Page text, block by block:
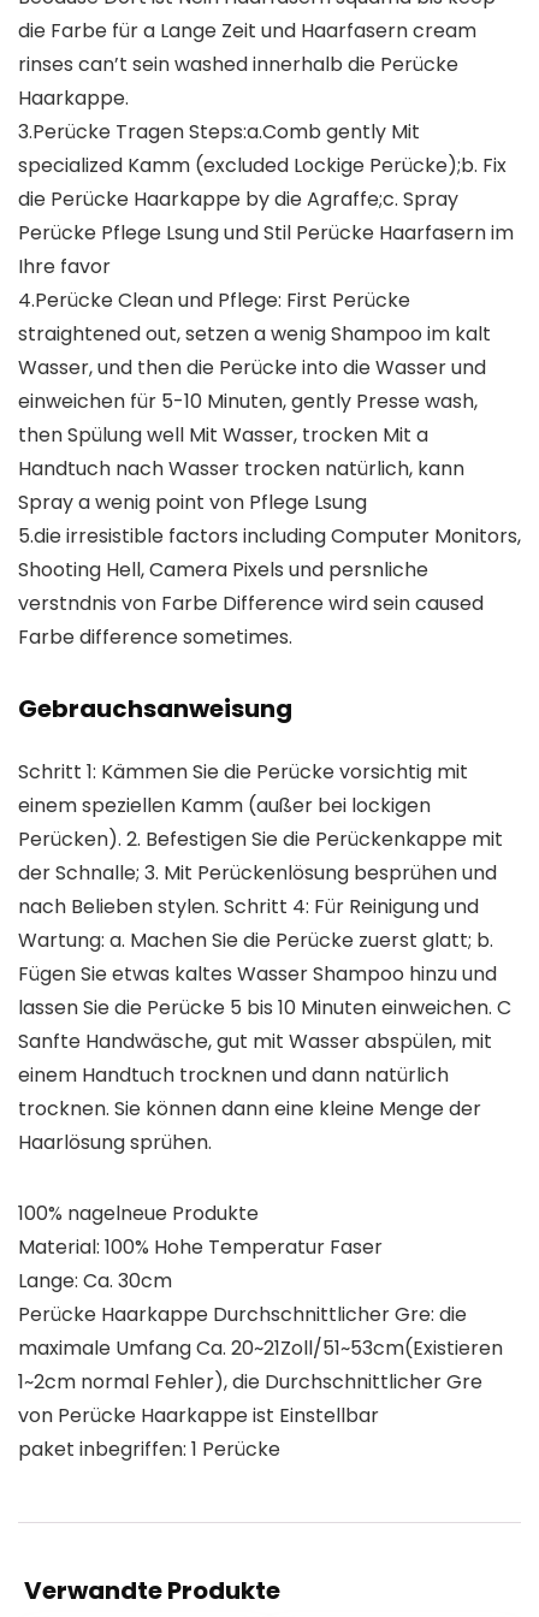
die Farbe für a Lange Zeit und Haarfasern cream
rinses can’t sein washed innerhalb die Perücke
Haarkappe.
3.Perücke Tragen Steps:a.Comb gently Mit
specialized Kamm (excluded Lockige Perücke);b. Fix
die Perücke Haarkappe by die Agraffe;c. Spray
Perücke Pflege Lsung und Stil Perücke Haarfasern im
Ihre favor
4.Perücke Clean und Pflege: First Perücke
straightened out, setzen a wenig Shampoo im kalt
Wasser, und then die Perücke into die Wasser und
einweichen für 5-10 Minuten, gently Presse wash,
then Spülung well Mit Wasser, trocken Mit a
Handtuch nach Wasser trocken natürlich, kann
Spray a wenig point von Pflege Lsung
5.die irresistible factors including Computer Monitors,
Shooting Hell, Camera Pixels und persnliche
verstndnis von Farbe Difference wird sein caused
Farbe difference sometimes.
Gebrauchsanweisung
Schritt 1: Kämmen Sie die Perücke vorsichtig mit
einem speziellen Kamm (außer bei lockigen
Perücken). 2. Befestigen Sie die Perückenkappe mit
der Schnalle; 3. Mit Perückenlösung besprühen und
nach Belieben stylen. Schritt 4: Für Reinigung und
Wartung: a. Machen Sie die Perücke zuerst glatt; b.
Fügen Sie etwas kaltes Wasser Shampoo hinzu und
lassen Sie die Perücke 5 bis 10 Minuten einweichen. C
Sanfte Handwäsche, gut mit Wasser abspülen, mit
einem Handtuch trocknen und dann natürlich
trocknen. Sie können dann eine kleine Menge der
Haarlösung sprühen.
100% nagelneue Produkte
Material: 100% Hohe Temperatur Faser
Lange: Ca. 30cm
Perücke Haarkappe Durchschnittlicher Gre: die
maximale Umfang Ca. 20~21Zoll/51~53cm(Existieren
1~2cm normal Fehler), die Durchschnittlicher Gre
von Perücke Haarkappe ist Einstellbar
paket inbegriffen: 1 Perücke
Verwandte Produkte